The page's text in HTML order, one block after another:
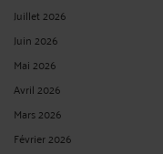
Juillet 2026
Juin 2026
Mai 2026
Avril 2026
Mars 2026
Février 2026